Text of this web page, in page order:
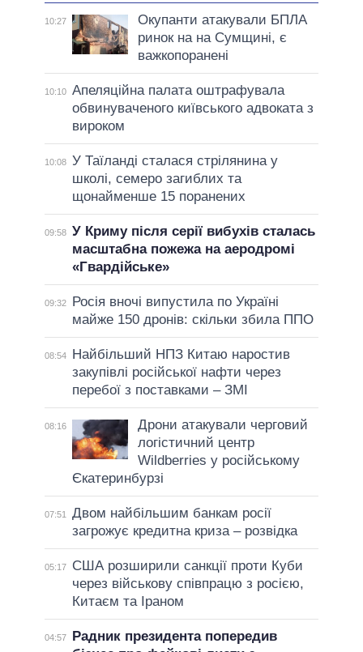
10:27
Окупанти атакували БПЛА
ринок на на Сумщині, є
важкопоранені
10:10 Апеляційна палата оштрафувала
обвинуваченого київського адвоката з
вироком
10:08 У Таїланді сталася стрілянина у
школі, семеро загиблих та
щонайменше 15 поранених
09:58 У Криму після серії вибухів сталась
масштабна пожежа на аеродромі
«Гвардійське»
09:32
Росія вночі випустила по Україні
майже 150 дронів: скільки збила ППО
08:54
Найбільший НПЗ Китаю наростив
закупівлі російської нафти через
перебої з поставками – ЗМІ
08:16
Дрони атакували черговий
логістичний центр
Wildberries у російському
Єкатеринбурзі
07:51
Двом найбільшим банкам росії
загрожує кредитна криза – розвідка
05:17
США розширили санкції проти Куби
через військову співпрацю з росією,
Китаєм та Іраном
04:57
Радник президента попередив